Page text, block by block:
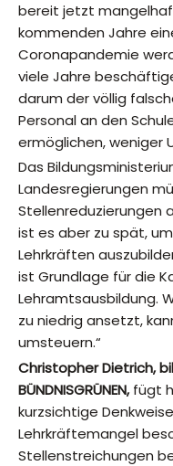
bereit jetzt
kommenden Jahre
Coronapandemie
viele Jahre
darum der völlig
Personal an den
ermöglichen, weniger
Das
Landesregierungen
Stellenreduzierungen
ist es aber zu spät,
Lehrkräften
ist Grundlage für die
Lehramtsausbildung.
zu niedrig ansetzt,
umsteuern.“
Christopher Dietrich,
BÜNDNISGRÜNEN,fügt
kurzsichtige
Lehrkräftemangel
Stellenstreichungen